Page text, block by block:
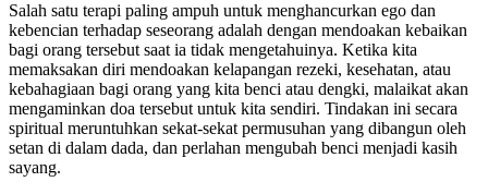
Salah satu terapi paling ampuh untuk menghancurkan ego dan
kebencian terhadap seseorang adalah dengan mendoakan kebaikan
bagi orang tersebut saat ia tidak mengetahuinya. Ketika kita
memaksakan diri mendoakan kelapangan rezeki, kesehatan, atau
kebahagiaan bagi orang yang kita benci atau dengki, malaikat akan
mengaminkan doa tersebut untuk kita sendiri. Tindakan ini secara
spiritual meruntuhkan sekat-sekat permusuhan yang dibangun oleh
setan di dalam dada, dan perlahan mengubah benci menjadi kasih
sayang.